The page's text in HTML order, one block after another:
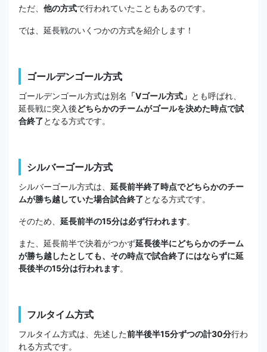
ただ、 他の方式で行われていたこともあるのです。
では、延長戦のいくつかの方式を紹介します！
ゴールデンゴール方式
ゴールデンゴール方式は別名 「Vゴール方式」 とも呼ばれ、
延長戦に突入後どちらかのチームがゴールを決めた時点で試
合終了となる方式です。
シルバーゴール方式
シルバーゴール方式は、 延長前半終了時点でどちらかのチー
ムが勝ち越していた場合試合終了となる方式です。
そのため、 延長前半の15分は必ず行われます。
また、延長前半で決着がつかず延長後半にどちらかのチーム
が勝ち越したとしても、その時点で試合終了にはならずに延
長後半の15分は行われます。
フルタイム方式
フルタイム方式は、先述した前半後半15分ずつの計30分行わ
れる方式です。